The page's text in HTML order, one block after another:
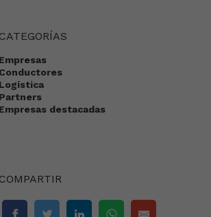
destacadas